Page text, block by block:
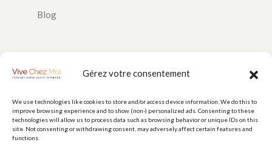
Gérez votre consentement
We use technologies like cookies to store and/or access device information. We do this to
improve browsing experience and to show (non-) personalized ads. Consenting to these
technologies will allow us to process data such as browsing behavior or unique IDs on this
site. Not consenting or withdrawing consent, may adversely affect certain features and
functions.
Blog
PAIEMENTS